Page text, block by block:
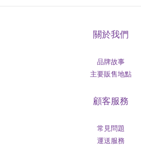
關於我們
品牌故事
主要販售地點
顧客服務
常見問題
運送服務